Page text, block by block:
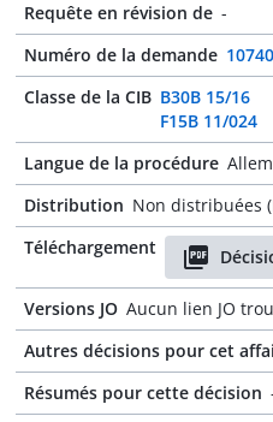
Requête en révision de -
Numéro de la demande
Classe de la CIB B30B 15/16
F15B 11/024
Langue de la procédure
Distribution Non distribuées
Téléchargement
Versions JO Aucun lien JO
Autres décisions pour cet
Résumés pour cette décision